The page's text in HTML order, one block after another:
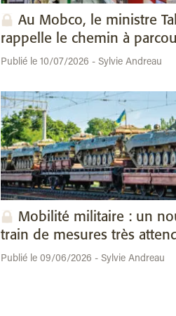
Au Mobco, le ministre
rappelle le chemin à
Publié le 10/07/2026 - Sylvie Andreau
Mobilité militaire : un
train de mesures très
Publié le 09/06/2026 - Sylvie Andreau